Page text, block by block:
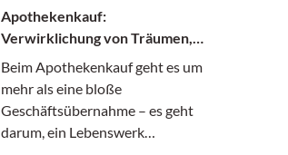
Apothekenkauf:
Verwirklichung von Träumen,
Vision und Mission
Beim Apothekenkauf geht es um
mehr als eine bloße
Geschäftsübernahme – es geht
darum, ein Lebenswerk